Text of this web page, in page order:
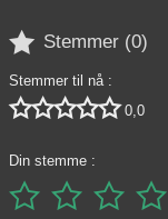
 Stemmer (0)
Stemmer til nå :
 0,0
Din stemme :
   